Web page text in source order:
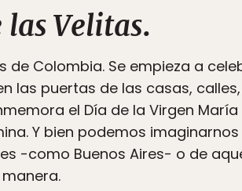
las Velitas.
Colombia. Se empieza a
las puertas de las casas,
el Día de la Virgen
Y bien podemos
-como Buenos Aires- o de